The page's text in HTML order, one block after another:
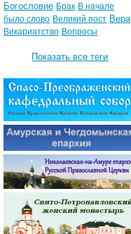
Богословие Брак В начале
было слово Великий пост Вера
Викариатство Вопросы
Показать все теги